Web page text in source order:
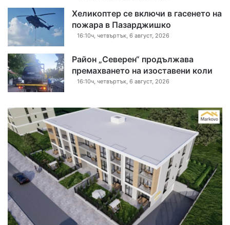
Хеликоптер се включи в гасенето на
пожара в Пазарджишко
16:10ч, четвъртък, 6 август, 2026
Район „Северен“ продължава
премахването на изоставени коли
16:10ч, четвъртък, 6 август, 2026